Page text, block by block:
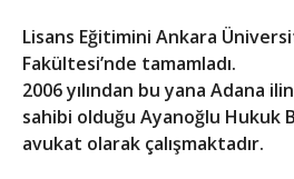
Lisans Eğitimini Ankara
Fakültesi’nde tamamladı.
2006 yılından bu yana Adana
sahibi olduğu Ayanoğlu Hukuk
avukat olarak çalışmaktadır.